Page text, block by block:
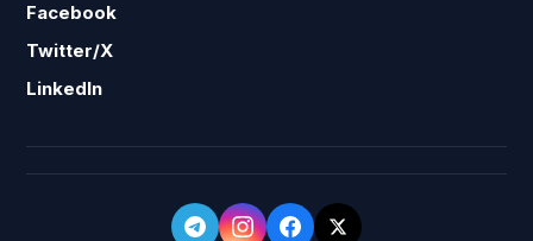
Facebook
Twitter/X
LinkedIn